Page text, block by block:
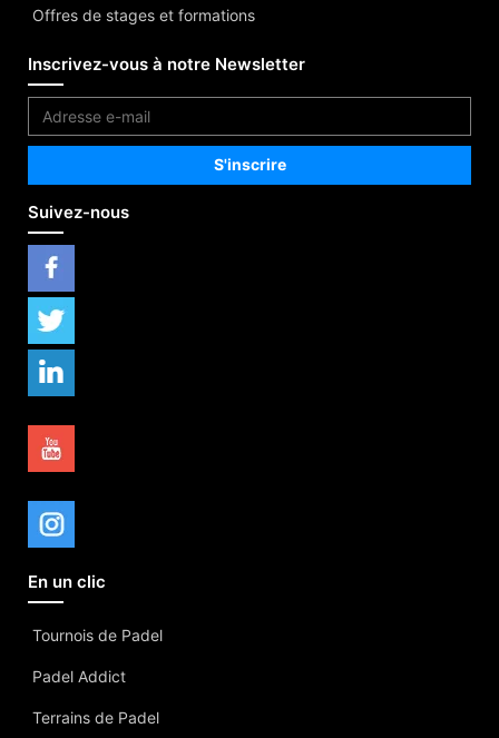
Offres de stages et formations
Inscrivez-vous à notre Newsletter
Suivez-nous
En un clic
Tournois de Padel
Padel Addict
Terrains de Padel